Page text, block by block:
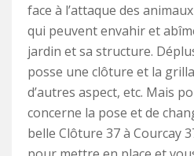
face à l’attaque des
qui peuvent envahir et
jardin et sa structure.
posse une clôture et la
d’autres aspect, etc. Mais
concerne la pose et de
belle Clôture 37 à Courcay